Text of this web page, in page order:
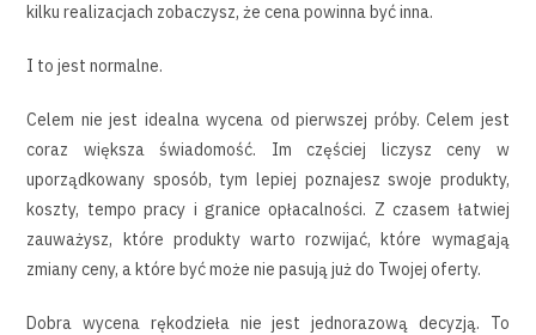
kilku realizacjach zobaczysz, że cena powinna być inna.
I to jest normalne.
Celem nie jest idealna wycena od pierwszej próby. Celem jest
coraz większa świadomość. Im częściej liczysz ceny w
uporządkowany sposób, tym lepiej poznajesz swoje produkty,
koszty, tempo pracy i granice opłacalności. Z czasem łatwiej
zauważysz, które produkty warto rozwijać, które wymagają
zmiany ceny, a które być może nie pasują już do Twojej oferty.
Dobra wycena rękodzieła nie jest jednorazową decyzją. To